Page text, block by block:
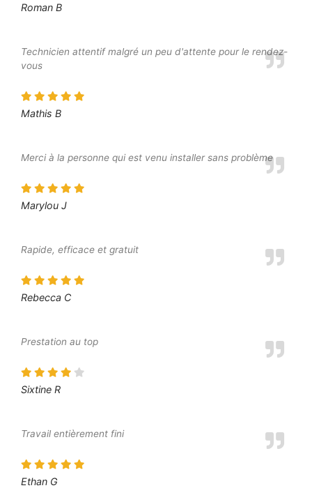
Roman B
Technicien attentif malgré un peu d'attente pour le rendez-
vous
Mathis B
Merci à la personne qui est venu installer sans problème
Marylou J
Rapide, efficace et gratuit
Rebecca C
Prestation au top
Sixtine R
Travail entièrement fini
Ethan G